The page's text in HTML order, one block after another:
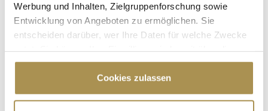
Werbung und Inhalten, Zielgruppenforschung sowie
Entwicklung von Angeboten zu ermöglichen. Sie
entscheiden darüber, wer Ihre Daten für welche Zwecke
Cookie-Erklärung oder durch Klicken auf das Privacy
Trigger Symbol ändern oder widerrufen
Cookies zulassen